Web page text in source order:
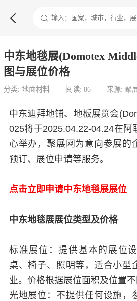

中东地毯展(Domotex
图与展位价格
分类: 地面材料 阅读: 86 来源: 聚
中东迪拜地铺、地板展览会
025将于2025.04.22-04.24在阿
心举办，聚展网为意向参展的
预订、展位申请等服务。
点击立即申请中东地毯展展位
中东地毯展展位类型及价格
标准展位：提供基本的展位
桌、椅子、照明等，适合小型
业。价格根据展位面积及位置不
光地展位：不提供任何设施，